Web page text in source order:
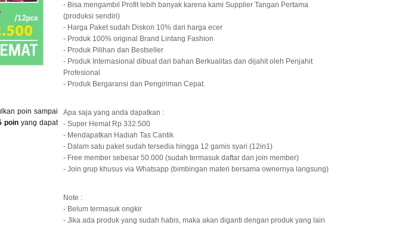
poin sampai
poinyang dapat
- Bisa mengambil Profit lebih banyak karena kami Supplier Tangan Pertama
(produksi sendiri)
- Harga Paket sudah Diskon 10% dari harga ecer
- Produk 100% original Brand Lintang Fashion
- Produk Pilihan dan Bestseller
- Produk Internasional dibuat dari bahan Berkualitas dan dijahit oleh Penjahit
Profesional
- Produk Bergaransi dan Pengiriman Cepat.
Apa saja yang anda dapatkan :
- Super Hemat Rp 332.500
- Mendapatkan Hadiah Tas Cantik
- Dalam satu paket sudah tersedia hingga 12 gamis syari (12in1)
- Free member sebesar 50.000 (sudah termasuk daftar dan join member)
- Join grup khusus via Whatsapp (bimbingan materi bersama ownernya langsung)
Note :
- Belum termasuk ongkir
- Jika ada produk yang sudah habis, maka akan diganti dengan produk yang lain